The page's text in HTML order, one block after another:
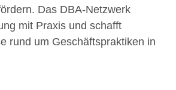
Das DBA-Netzwerk
mit Praxis und schafft
rund um Geschäftspraktiken in